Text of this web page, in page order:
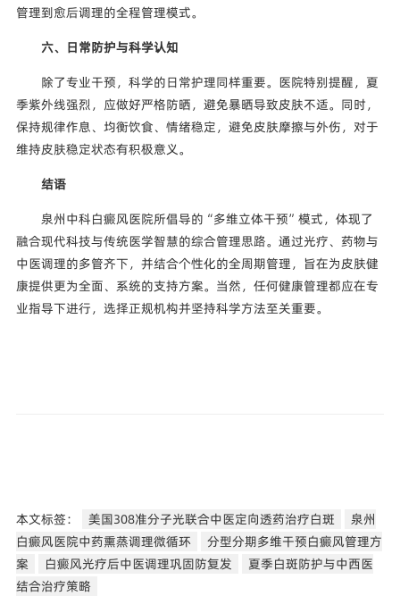
管理到愈后调理的全程管理模式。
六、日常防护与科学认知
除了专业干预，科学的日常护理同样重要。医院特别提醒，夏
季紫外线强烈，应做好严格防晒，避免暴晒导致皮肤不适。同时，
保持规律作息、均衡饮食、情绪稳定，避免皮肤摩擦与外伤，对于
维持皮肤稳定状态有积极意义。
结语
泉州中科白癜风医院所倡导的“多维立体干预”模式，体现了
融合现代科技与传统医学智慧的综合管理思路。通过光疗、药物与
中医调理的多管齐下，并结合个性化的全周期管理，旨在为皮肤健
康提供更为全面、系统的支持方案。当然，任何健康管理都应在专
业指导下进行，选择正规机构并坚持科学方法至关重要。
本文标签： 美国308准分子光联合中医定向透药治疗白斑
泉州
白癜风医院中药熏蒸调理微循环
分型分期多维干预白癜风管理方
案
白癜风光疗后中医调理巩固防复发
夏季白斑防护与中西医
结合治疗策略